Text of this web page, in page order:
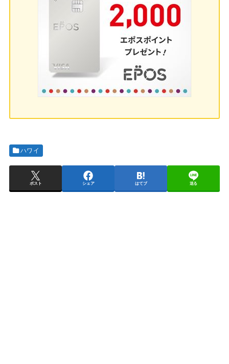
ハワイ
ポスト シェア はてブ 送る